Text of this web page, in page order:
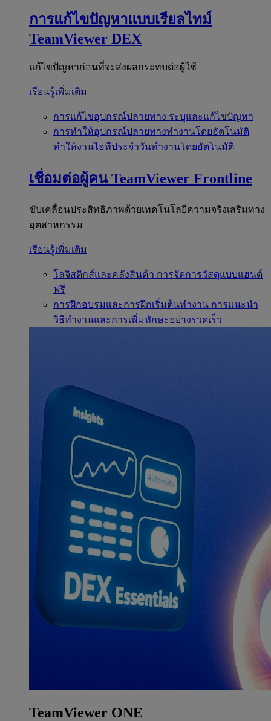
การแก้ไขปัญหาแบบเรียลไทม์
TeamViewer DEX
แก้ไขปัญหาก่อนที่จะส่งผลกระทบต่อผู้ใช้
เรียนรู้เพิ่มเติม
การแก้ไขอุปกรณ์ปลายทาง ระบุและแก้ไขปัญหา
การทำให้อุปกรณ์ปลายทางทำงานโดยอัตโนมัติ
ทำให้งานไอทีประจำวันทำงานโดยอัตโนมัติ
เชื่อมต่อผู้คน TeamViewer Frontline
ขับเคลื่อนประสิทธิภาพด้วยเทคโนโลยีความจริงเสริมทาง
อุตสาหกรรม
เรียนรู้เพิ่มเติม
โลจิสติกส์และคลังสินค้า การจัดการวัสดุแบบแฮนด์
ฟรี
การฝึกอบรมและการฝึกเริ่มต้นทำงาน การแนะนำ
วิธีทำงานและการเพิ่มทักษะอย่างรวดเร็ว
TeamViewer ONE